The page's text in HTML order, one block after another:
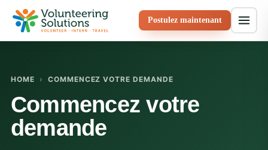
Postulez maintenant
HOME › COMMENCEZ VOTRE DEMANDE
Commencez votre
demande